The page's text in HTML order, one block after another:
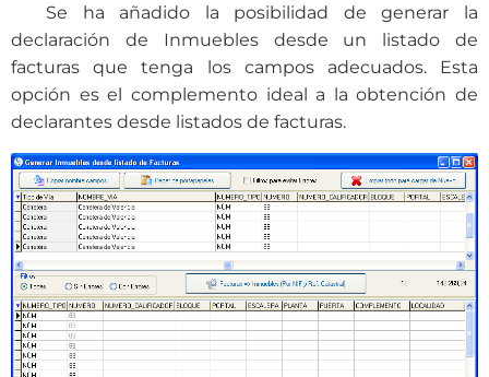
Se ha añadido la posibilidad de generar la
declaración de Inmuebles desde un listado de
facturas que tenga los campos adecuados. Esta
opción es el complemento ideal a la obtención de
declarantes desde listados de facturas.